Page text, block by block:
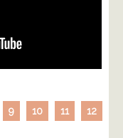
9 10 11 12